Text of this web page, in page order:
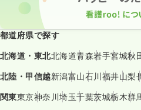
都道府県で探す
北海道・東北北海道青森岩手宮城秋
北陸・甲信越新潟富山石川福井山梨
関東東京神奈川埼玉千葉茨城栃木群